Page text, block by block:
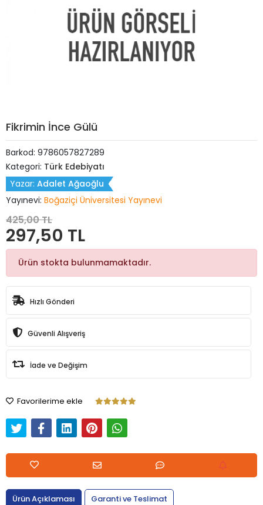
Fikrimin İnce Gülü
Barkod: 9786057827289
Kategori: Türk Edebiyatı
Yazar: Adalet Ağaoğlu
Yayınevi: Boğaziçi Üniversitesi Yayınevi
425,00 TL
297,50 TL
Ürün stokta bulunmamaktadır.
Hızlı Gönderi
Güvenli Alışveriş
İade ve Değişim
Favorilerime ekle
Ürün Açıklaması
Garanti ve Teslimat